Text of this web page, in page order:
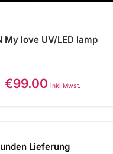
My love UV/LED lamp
€99.00 inkl Mwst.
Lieferung